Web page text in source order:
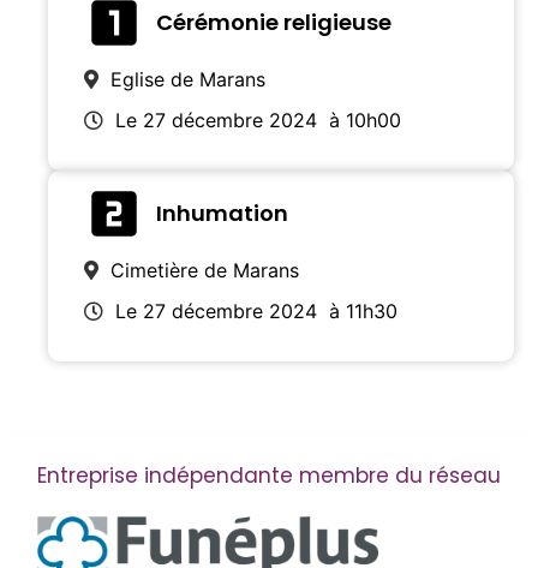
Cérémonie religieuse
Eglise de Marans
Le 27 décembre 2024 à 10h00
Inhumation
Cimetière de Marans
Le 27 décembre 2024 à 11h30
Entreprise indépendante membre du réseau